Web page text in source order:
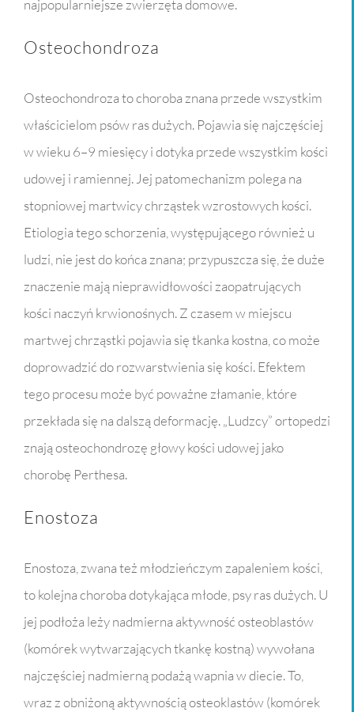
najpopularniejsze zwierzęta domowe.
Osteochondroza
Osteochondroza to choroba znana przede wszystkim
właścicielom psów ras dużych. Pojawia się najczęściej
w wieku 6–9 miesięcy i dotyka przede wszystkim kości
udowej i ramiennej. Jej patomechanizm polega na
stopniowej martwicy chrząstek wzrostowych kości.
Etiologia tego schorzenia, występującego również u
ludzi, nie jest do końca znana; przypuszcza się, że duże
znaczenie mają nieprawidłowości zaopatrujących
kości naczyń krwionośnych. Z czasem w miejscu
martwej chrząstki pojawia się tkanka kostna, co może
doprowadzić do rozwarstwienia się kości. Efektem
tego procesu może być poważne złamanie, które
przekłada się na dalszą deformację. „Ludzcy” ortopedzi
znają osteochondrozę głowy kości udowej jako
chorobę Perthesa.
Enostoza
Enostoza, zwana też młodzieńczym zapaleniem kości,
to kolejna choroba dotykająca młode, psy ras dużych. U
jej podłoża leży nadmierna aktywność osteoblastów
(komórek wytwarzających tkankę kostną) wywołana
najczęściej nadmierną podażą wapnia w diecie. To,
wraz z obniżoną aktywnością osteoklastów (komórek